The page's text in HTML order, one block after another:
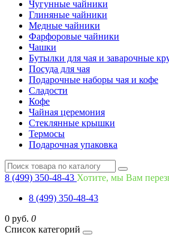
Чугунные чайники
Глиняные чайники
Медные чайники
Фарфоровые чайники
Чашки
Бутылки для чая и заварочные
Посуда для чая
Подарочные наборы чая и кофе
Сладости
Кофе
Чайная церемония
Стеклянные крышки
Термосы
Подарочная упаковка
8 (499) 350-48-43 Хотите, мы Вам
8 (499) 350-48-43
0 руб. 0
Список категорий